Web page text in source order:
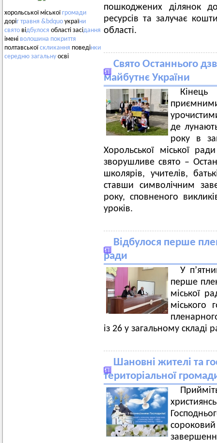
хорольської міськоїгромади
доріг травня &bdquo україни
свято відбулося області засідання
імені волошина покриття
полтавськоїскликання поведінки
середню загальну осві
пошкоджених ділянок
ресурсів та залучає
області.
Свято Останнього
майбутнє України
Кінець
де
року в
Хорольської міської
зворушливе свято –
школярів, учителів,
ставши символічним
року, сповненого
уроків.
Відбулося перше
ради
У
перше
міської
міського
із 26 у загальному складі
Шановні жителі та
територіальної